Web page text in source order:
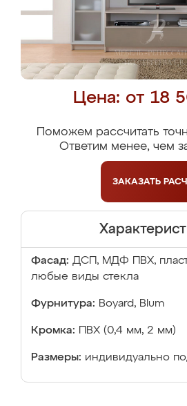
Цена: от 18
Поможем рассчитать
Ответим менее, чем
ЗАКАЗАТЬ
Фасад: ДСП, МДФ ПВХ,
любые виды стекла
Фурнитура: Boyard, Blum
Кромка: ПВХ (0,4 мм, 2 мм)
Размеры: индивидуально